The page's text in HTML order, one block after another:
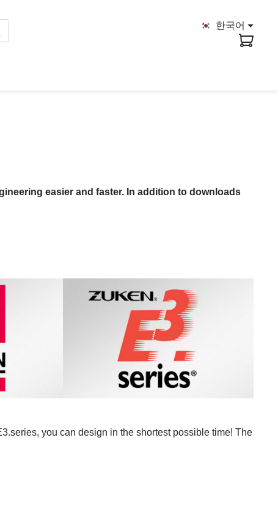
한국어
easier and faster. In addition to downloads
you can design in the shortest possible time! The